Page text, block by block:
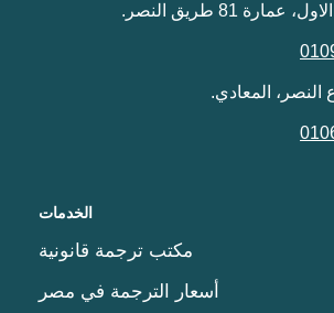
81 طريق النصر.
الخدمات
مكتب ترجمة قانونية
أسعار الترجمة في مصر